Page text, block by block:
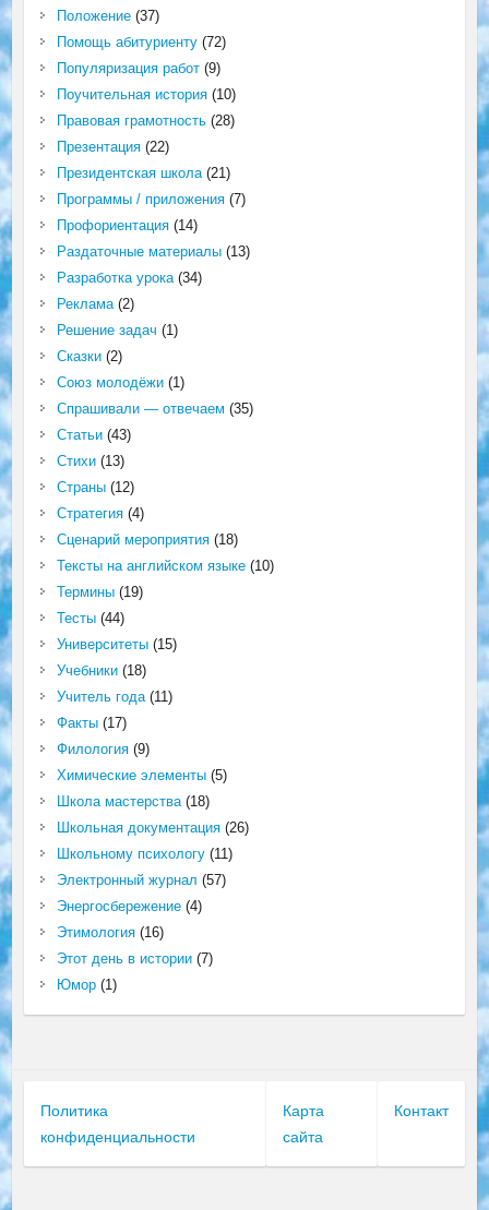
Положение(37)
Помощь абитуриенту(72)
Популяризация работ(9)
Поучительная история(10)
Правовая грамотность(28)
Презентация(22)
Президентская школа(21)
Программы / приложения(7)
Профориентация(14)
Раздаточные материалы(13)
Разработка урока(34)
Реклама(2)
Решение задач (1)
Сказки(2)
Союз молодёжи(1)
Спрашивали — отвечаем (35)
Статьи(43)
Стихи(13)
Страны(12)
Стратегия(4)
Сценарий мероприятия(18)
Тексты на английском языке(10)
Термины(19)
Тесты(44)
Университеты(15)
Учебники(18)
Учитель года(11)
Факты(17)
Филология(9)
Химические элементы(5)
Школа мастерства(18)
Школьная документация(26)
Школьному психологу(11)
Электронный журнал (57)
Энергосбережение(4)
Этимология(16)
Этот день в истории(7)
Юмор(1)
Политика
конфиденциальности
Карта
сайта
Контакт